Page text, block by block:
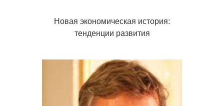
Новая экономическая история:
тенденции развития